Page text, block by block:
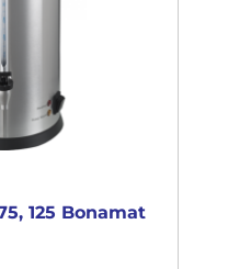
125 Bonamat